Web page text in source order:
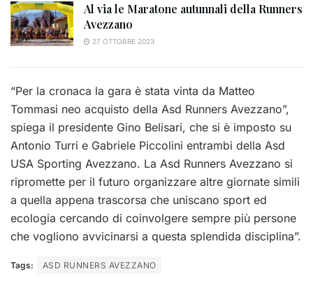
Al via le Maratone autunnali della Runners
Avezzano
27 OTTOBRE 2023
“Per la cronaca la gara è stata vinta da Matteo
Tommasi neo acquisto della Asd Runners Avezzano”,
spiega il presidente Gino Belisari, che si è imposto su
Antonio Turri e Gabriele Piccolini entrambi della Asd
USA Sporting Avezzano. La Asd Runners Avezzano si
ripromette per il futuro organizzare altre giornate simili
a quella appena trascorsa che uniscano sport ed
ecologia cercando di coinvolgere sempre più persone
che vogliono avvicinarsi a questa splendida disciplina”.
Tags: ASD RUNNERS AVEZZANO